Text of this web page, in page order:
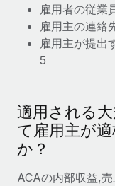
法令順守した法人
移住・転勤
従業員の異動をス
従業員の福利厚生
AIのパイオニア
い、どのように
のか
Weaviateの概要...
税務
ブログを読む
Remoteの製品
よびContractor
プラス）
Remoteの使命は、
雇用者の従業
雇用主の連絡
雇用主が提出
5
適用される
て雇用主が
か？
ACAの内部収益,